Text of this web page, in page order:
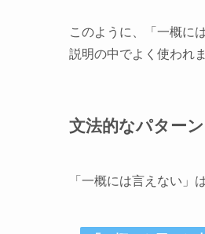
このように、「一概に
説明の中でよく使われま
文法的なパター
「一概には言えない」